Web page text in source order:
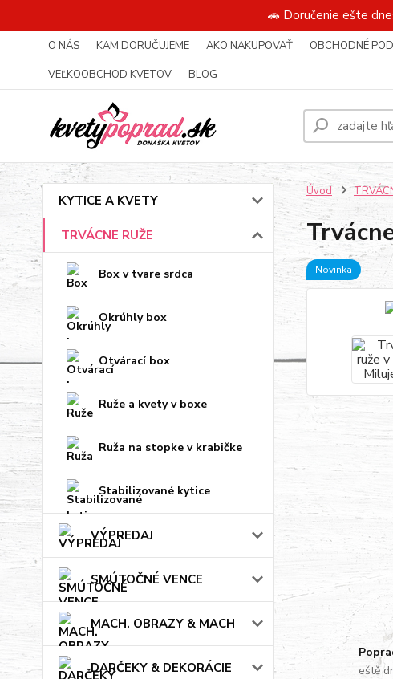
🚗 Doručenie ešte
O NÁS KAM DORUČUJEME AKO NAKUPOVAŤ OBCHODNÉ
VEĽKOOBCHOD KVETOV
BLOG
KYTICE A KVETY
TRVÁCNE RUŽE
Box v tvare srdca
Okrúhly box
Otvárací box
Ruže a kvety v boxe
Ruža na stopke v krabičke
Stabilizované kytice
VÝPREDAJ
SMÚTOČNÉ VENCE
MACH. OBRAZY & MACH
DARČEKY & DEKORÁCIE
Úvod
Novinka
eště